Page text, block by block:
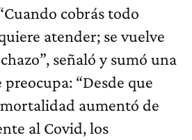
cobrás todo
atender; se vuelve
señaló y sumó una
“Desde que
aumentó de
al Covid, los